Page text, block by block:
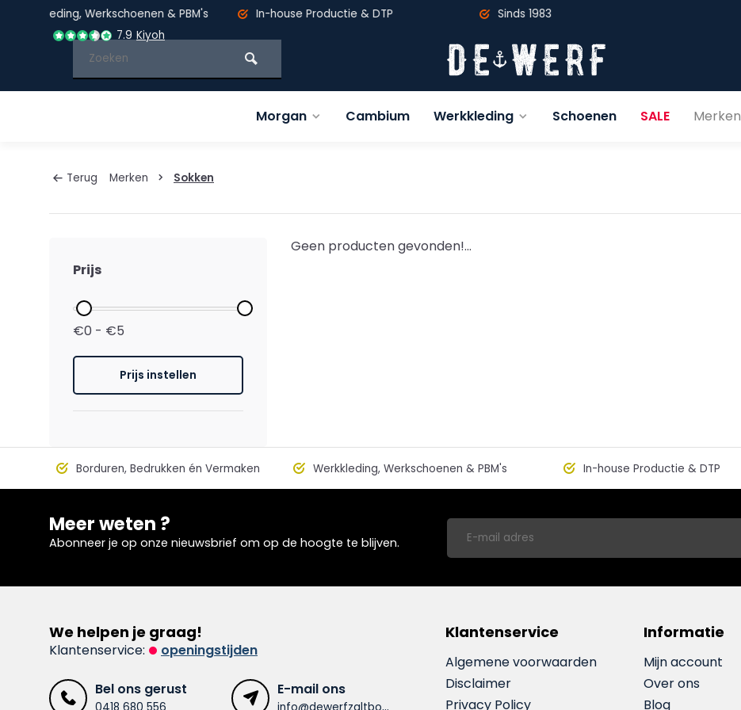
Werkschoenen & PBM's In-house Productie & DTP
Sinds 1983
7.9 Kiyoh
Morgan Cambium Werkkleding Schoenen SALE Merken
Terug Merken Sokken
Prijs
€0 - €5
Prijs instellen
Geen producten gevonden!...
Borduren, Bedrukken én Vermaken Werkkleding, Werkschoenen & PBM's In-house Productie & DTP
Meer weten ?
Abonneer je op onze nieuwsbrief om op de hoogte te blijven.
We helpen je graag!
Klantenservice: openingstijden
Bel ons gerust
E-mail ons
Klantenservice
Algemene voorwaarden
Disclaimer
Privacy Policy
Informatie
Mijn account
Over ons
Blog